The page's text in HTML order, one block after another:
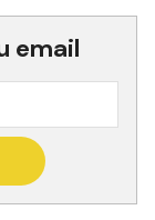
email